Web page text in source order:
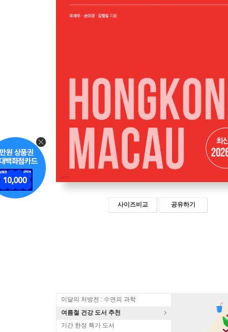
사이즈비교 공유하기
이달의 처방전 : 수면의 과학
여름철 건강 도서 추천
기간 한정 특가 도서